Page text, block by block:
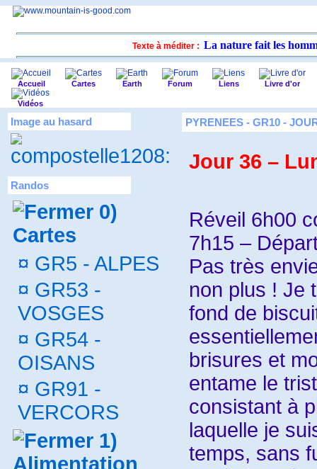
Texte à méditer : La nature fait les
Accueil Cartes Earth Forum Liens Livre d'or
Vidéos
Image au hasard
Randos
0)
Cartes
¤ GR5 - ALPES
¤ GR53 -
VOSGES
¤ GR54 -
OISANS
¤ GR91 -
VERCORS
1)
Alimentation
PYRENEES - GR10 -
Jour 36 –
Réveil 6h00
7h15 –
Pas très
non plus ! Je
fond de
brisures et
entame le
consistant à
laquelle je
temps, sans